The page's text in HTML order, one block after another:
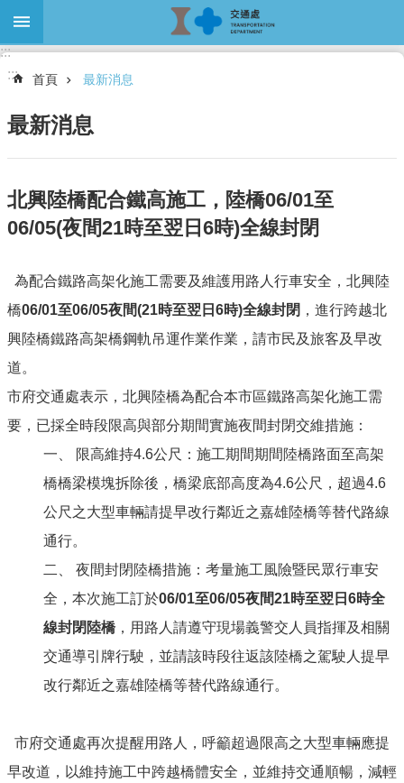
跳到主要內容區塊
進
階
關
於
本
最
新
消
息
大
眾
輸
道
專
:::
:::
首頁 最新消息
最新消息
北興陸橋配合鐵高施工，陸橋06/01至
06/05(夜間21時至翌日6時)全線封閉
為配合鐵路高架化施工需要及維護用路人行車安全，北興陸
橋06/01至06/05夜間(21時至翌日6時)全線封閉 ，進行跨越北
興陸橋鐵路高架橋鋼軌吊運作業作業，請市民及旅客及早改
道。
市府交通處表示，北興陸橋為配合本市區鐵路高架化施工需
要，已採全時段限高與部分期間實施夜間封閉交維措施：
一、 限高維持4.6公尺：施工期間期間陸橋路面至高架
橋橋梁模塊拆除後，橋梁底部高度為4.6公尺，超過4.6
公尺之大型車輛請提早改行鄰近之嘉雄陸橋等替代路線
通行。
二、 夜間封閉陸橋措施：考量施工風險暨民眾行車安
全，本次施工訂於06/01至06/05夜間21時至翌日6時全
線封閉陸橋，用路人請遵守現場義警交人員指揮及相關
交通導引牌行駛，並請該時段往返該陸橋之駕駛人提早
改行鄰近之嘉雄陸橋等替代路線通行。
市府交通處再次提醒用路人，呼籲超過限高之大型車輛應提
早改道，以維持施工中跨越橋體安全，並維持交通順暢，減輕